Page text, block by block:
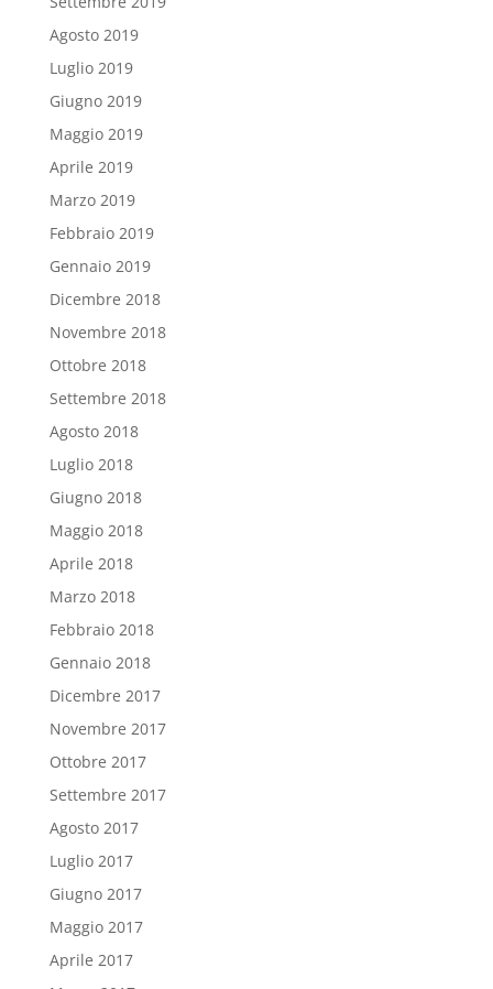
Agosto 2019
Luglio 2019
Giugno 2019
Maggio 2019
Aprile 2019
Marzo 2019
Febbraio 2019
Gennaio 2019
Dicembre 2018
Novembre 2018
Ottobre 2018
Settembre 2018
Agosto 2018
Luglio 2018
Giugno 2018
Maggio 2018
Aprile 2018
Marzo 2018
Febbraio 2018
Gennaio 2018
Dicembre 2017
Novembre 2017
Ottobre 2017
Settembre 2017
Agosto 2017
Luglio 2017
Giugno 2017
Maggio 2017
Aprile 2017